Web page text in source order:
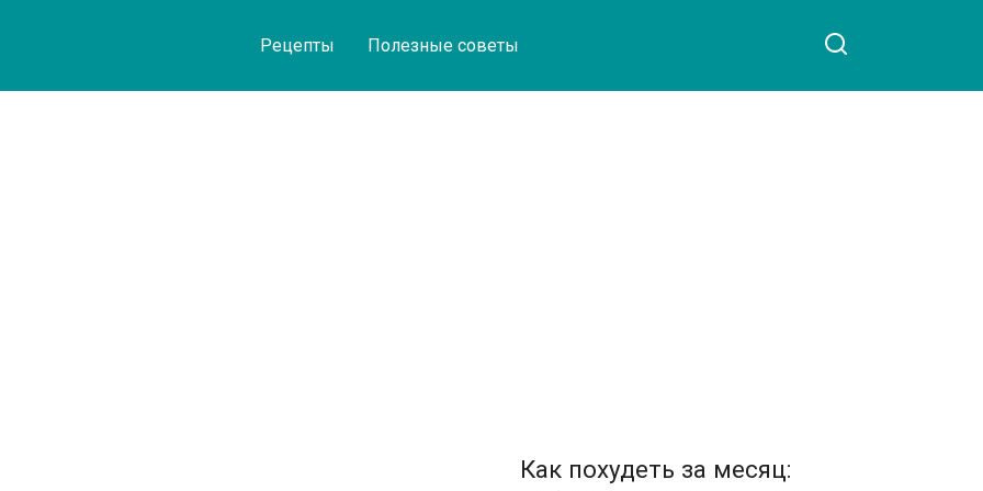
Рецепты Полезные советы
Как похудеть за месяц: